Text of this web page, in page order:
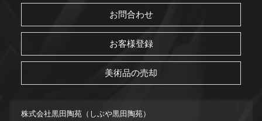
お問合わせ
お客様登録
美術品の売却
株式会社黒田陶苑（しぶや黒田陶苑）